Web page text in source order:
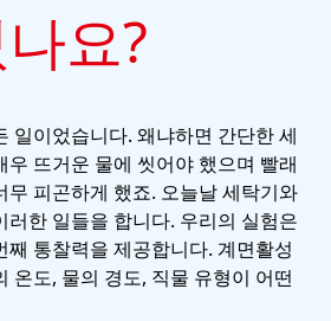
요?
일이었습니다. 왜냐하면 간단한 세
뜨거운 물에 씻어야 했으며 빨래
무 피곤하게 했죠. 오늘날 세탁기와
러한 일들을 합니다. 우리의 실험은
째 통찰력을 제공합니다. 계면활성
온도, 물의 경도, 직물 유형이 어떤